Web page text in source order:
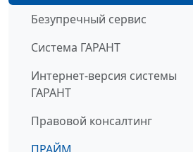
Безупречный сервис
Система ГАРАНТ
Интернет-версия системы
ГАРАНТ
Правовой консалтинг